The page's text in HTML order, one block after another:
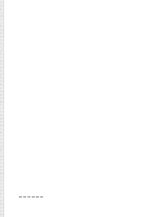
------